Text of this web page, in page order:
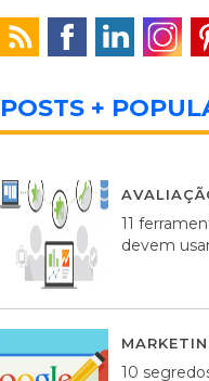
POSTS +
11
devem
10